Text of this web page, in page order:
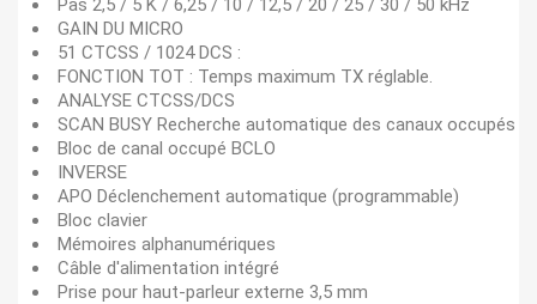
Pas 2,5 / 5 K / 6,25 / 10 / 12,5 / 20 / 25 / 30 / 50 kHz
GAIN DU MICRO
51 CTCSS / 1024 DCS :
FONCTION TOT : Temps maximum TX réglable.
ANALYSE CTCSS/DCS
SCAN BUSY Recherche automatique des canaux occupés
Bloc de canal occupé BCLO
INVERSE
APO Déclenchement automatique (programmable)
Bloc clavier
Mémoires alphanumériques
Câble d'alimentation intégré
Prise pour haut-parleur externe 3,5 mm